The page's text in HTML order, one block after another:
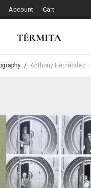
Account Cart
/ Anthony Hernández – Robert